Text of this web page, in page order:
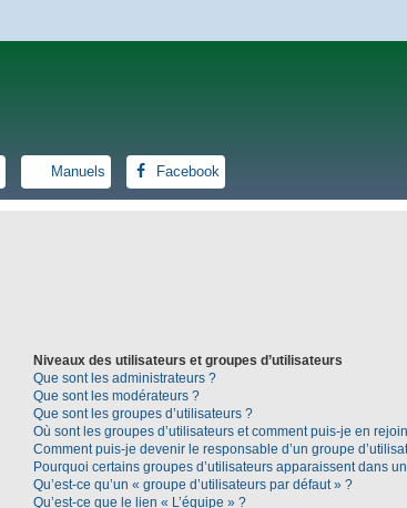
Manuels Facebook
Niveaux des utilisateurs et groupes d’utilisateurs
Que sont les administrateurs ?
Que sont les modérateurs ?
Que sont les groupes d’utilisateurs ?
Où sont les groupes d’utilisateurs et comment puis-je en
Comment puis-je devenir le responsable d’un groupe
Pourquoi certains groupes d’utilisateurs apparaissent dans
Qu’est-ce qu’un « groupe d’utilisateurs par défaut » ?
Qu’est-ce que le lien « L’équipe » ?